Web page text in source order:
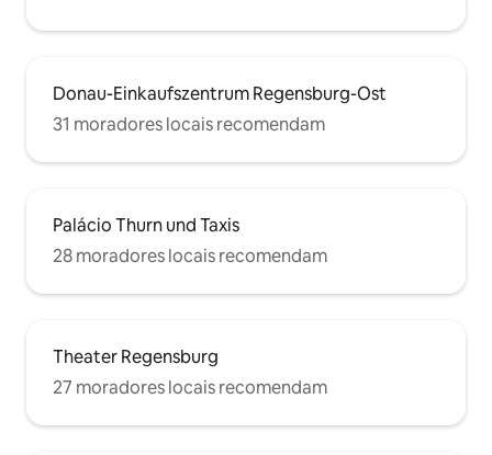
Donau-Einkaufszentrum Regensburg-Ost
31 moradores locais recomendam
Palácio Thurn und Taxis
28 moradores locais recomendam
Theater Regensburg
27 moradores locais recomendam